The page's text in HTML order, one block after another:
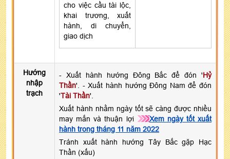
cho việc cầu tài lộc,
khai trương, xuất
hành, di chuyển,
giao dịch
Hướng
nhập
trạch
- Xuất hành hướng Đông Bắc để đón 'Hỷ
Thần'. - Xuất hành hướng Đông Nam để đón
'Tài Thần'.
Xuất hành nhằm ngày tốt sẽ càng được nhiều
may mắn và thuận lợi
Xem ngày tốt xuất
hành trong tháng 11 năm 2022
Tránh xuất hành hướng Tây Bắc gặp Hạc
Thần (xấu)